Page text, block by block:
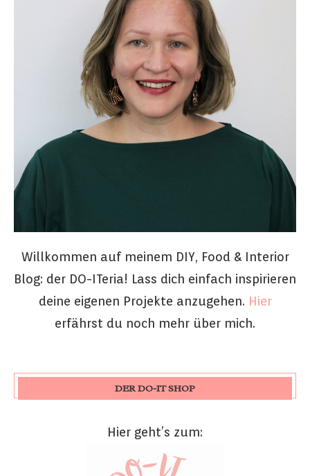
Willkommen auf meinem DIY, Food & Interior
Blog: der DO-ITeria! Lass dich einfach inspirieren
deine eigenen Projekte anzugehen. Hier
erfährst du noch mehr über mich.
DER DO-IT SHOP
Hier geht’s zum: